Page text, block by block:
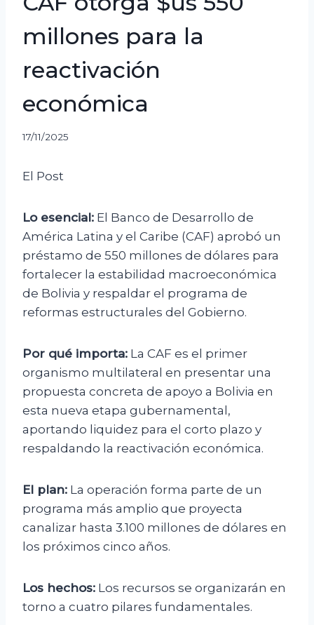
millones para la
reactivación
económica
17/11/2025
El Post
Lo esencial: El Banco de Desarrollo de
América Latina y el Caribe (CAF) aprobó un
préstamo de 550 millones de dólares para
fortalecer la estabilidad macroeconómica
de Bolivia y respaldar el programa de
reformas estructurales del Gobierno.
Por qué importa: La CAF es el primer
organismo multilateral en presentar una
propuesta concreta de apoyo a Bolivia en
esta nueva etapa gubernamental,
aportando liquidez para el corto plazo y
respaldando la reactivación económica.
El plan: La operación forma parte de un
programa más amplio que proyecta
canalizar hasta 3.100 millones de dólares en
los próximos cinco años.
Los hechos: Los recursos se organizarán en
torno a cuatro pilares fundamentales.